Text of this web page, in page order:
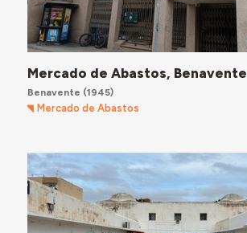
Mercado de Abastos, Benavente
Benavente (1945)
Mercado de Abastos